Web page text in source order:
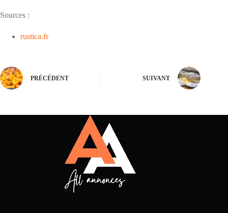
Sources :
rustica.fr
PRÉCÉDENT SUIVANT